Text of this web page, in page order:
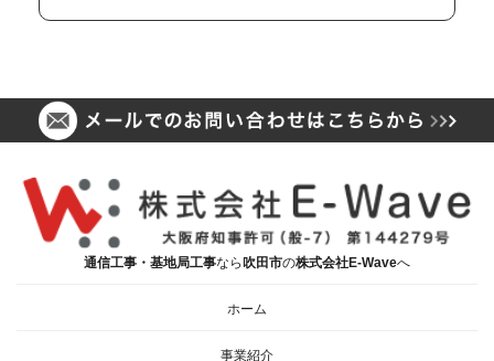
通信工事・基地局工事なら吹田市の株式会社E-Waveへ
ホーム
事業紹介